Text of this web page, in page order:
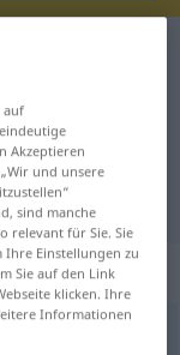
für
auf
Akzeptieren
und unsere
sind manche
relevant für Sie. Sie
Einstellungen zu
Sie auf den Link
klicken. Ihre
Informationen